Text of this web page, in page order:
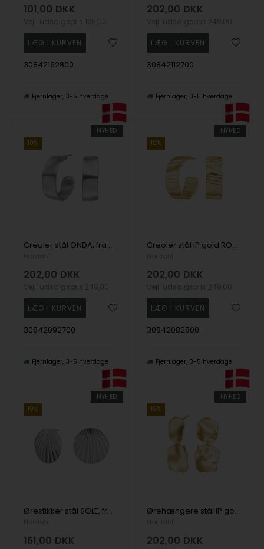
101,00 DKK
30842162800
Fjernlager 3-5 hverdage
202,00 DKK
30842112700
Fjernlager 3-5 hverdage
NYHED
19%
Creoler stål ONDA, fra Nordahl
202,00 DKK
30842092700
Fjernlager 3-5 hverdage
NYHED
19%
Creoler stål IP gold ROCCIA, fra Nordahl
202,00 DKK
30842082800
Fjernlager 3-5 hverdage
NYHED
19%
Ørestikker stål SOLE, fra Nordahl
161,00 DKK
NYHED
19%
Ørehængere stål IP gold ONDA, fra Nordahl
202,00 DKK